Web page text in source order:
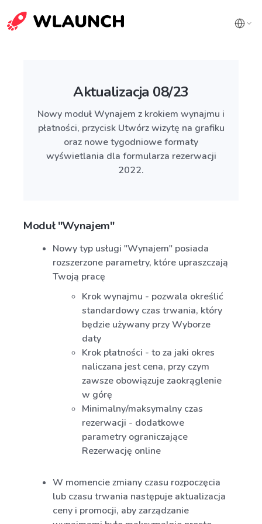
Aktualizacja 08/23
Nowy moduł Wynajem z krokiem wynajmu i
płatności, przycisk Utwórz wizytę na grafiku
oraz nowe tygodniowe formaty
wyświetlania dla formularza rezerwacji
2022.
Moduł "Wynajem"
Nowy typ usługi "Wynajem" posiada
rozszerzone parametry, które upraszczają
Twoją pracę
Krok wynajmu - pozwala określić
standardowy czas trwania, który
będzie używany przy Wyborze
daty
Krok płatności - to za jaki okres
naliczana jest cena, przy czym
zawsze obowiązuje zaokrąglenie
w górę
Minimalny/maksymalny czas
rezerwacji - dodatkowe
parametry ograniczające
Rezerwację online
W momencie zmiany czasu rozpoczęcia
lub czasu trwania następuje aktualizacja
ceny i promocji, aby zarządzanie